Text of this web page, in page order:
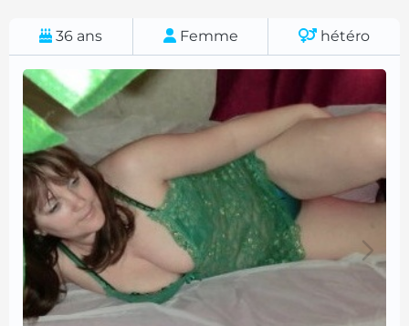
36 ans Femme hétéro